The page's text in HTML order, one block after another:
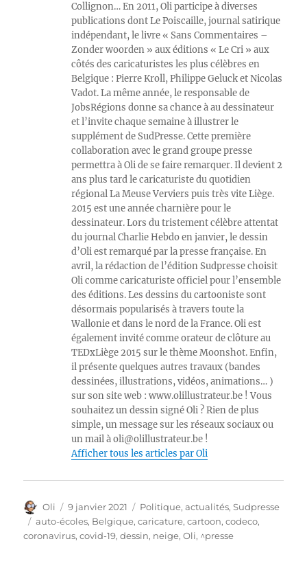
Collignon… En 2011, Oli participe à diverses
publications dont Le Poiscaille, journal satirique
indépendant, le livre « Sans Commentaires –
Zonder woorden » aux éditions « Le Cri » aux
côtés des caricaturistes les plus célèbres en
Belgique : Pierre Kroll, Philippe Geluck et Nicolas
Vadot. La même année, le responsable de
JobsRégions donne sa chance à au dessinateur
et l’invite chaque semaine à illustrer le
supplément de SudPresse. Cette première
collaboration avec le grand groupe presse
permettra à Oli de se faire remarquer. Il devient 2
ans plus tard le caricaturiste du quotidien
régional La Meuse Verviers puis très vite Liège.
2015 est une année charnière pour le
dessinateur. Lors du tristement célèbre attentat
du journal Charlie Hebdo en janvier, le dessin
d’Oli est remarqué par la presse française. En
avril, la rédaction de l’édition Sudpresse choisit
Oli comme caricaturiste officiel pour l’ensemble
des éditions. Les dessins du cartooniste sont
désormais popularisés à travers toute la
Wallonie et dans le nord de la France. Oli est
également invité comme orateur de clôture au
TEDxLiège 2015 sur le thème Moonshot. Enfin,
il présente quelques autres travaux (bandes
dessinées, illustrations, vidéos, animations… )
sur son site web : www.olillustrateur.be ! Vous
souhaitez un dessin signé Oli ? Rien de plus
simple, un message sur les réseaux sociaux ou
un mail à oli@olillustrateur.be !
Afficher tous les articles par Oli
Auteur
Oli
Publié
le
9 janvier 2021 Catégories
Politique, actualités,Sudpresse
Étiquettes
auto-écoles, Belgique,caricature,cartoon,codeco,
coronavirus,covid-19,dessin, neige,Oli, ^presse